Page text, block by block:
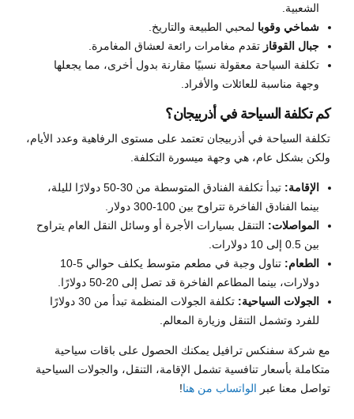
الشعبية.
شماخي وقوبا لمحبي الطبيعة والتاريخ.
جبال القوقاز تقدم مغامرات رائعة لعشاق المغامرة.
تكلفة السياحة معقولة نسبيًا مقارنة بدول أخرى، مما يجعلها
وجهة مناسبة للعائلات والأفراد.
كم تكلفة السياحة في أذربيجان؟
تكلفة السياحة في أذربيجان تعتمد على مستوى الرفاهية وعدد الأيام،
ولكن بشكل عام، هي وجهة ميسورة التكلفة.
الإقامة:
تبدأ تكلفة الفنادق المتوسطة من 30-50 دولارًا لليلة،
بينما الفنادق الفاخرة تتراوح بين 100-300 دولار.
المواصلات: التنقل بسيارات الأجرة أو وسائل النقل العام يتراوح
بين 0.5 إلى 10 دولارات.
الطعام:
تناول وجبة في مطعم متوسط يكلف حوالي 5-10
دولارات، بينما المطاعم الفاخرة قد تصل إلى 20-50 دولارًا.
الجولات السياحية:
تكلفة الجولات المنظمة تبدأ من 30 دولارًا
للفرد وتشمل التنقل وزيارة المعالم.
مع شركة سفنكس ترافيل يمكنك الحصول على باقات سياحية
متكاملة بأسعار تنافسية تشمل الإقامة، التنقل، والجولات السياحية
تواصل معنا عبر الواتساب من هنا!